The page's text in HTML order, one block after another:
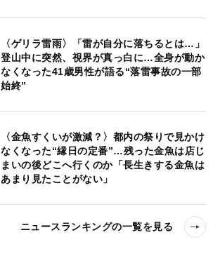
〈ゲリラ雷雨〉「雷が自分に落ちるとは…」
登山中に突然、視界が真っ白に…全身が動か
なくなった41歳男性が語る“落雷事故の一部
始終”
〈金魚すくいが激減？〉都内の祭りで見かけ
なくなった“縁日の定番”…残った金魚は店じ
まいの後どこへ行くのか「長生きする金魚は
あまり見たことがない」
ニュースランキングの一覧を見る